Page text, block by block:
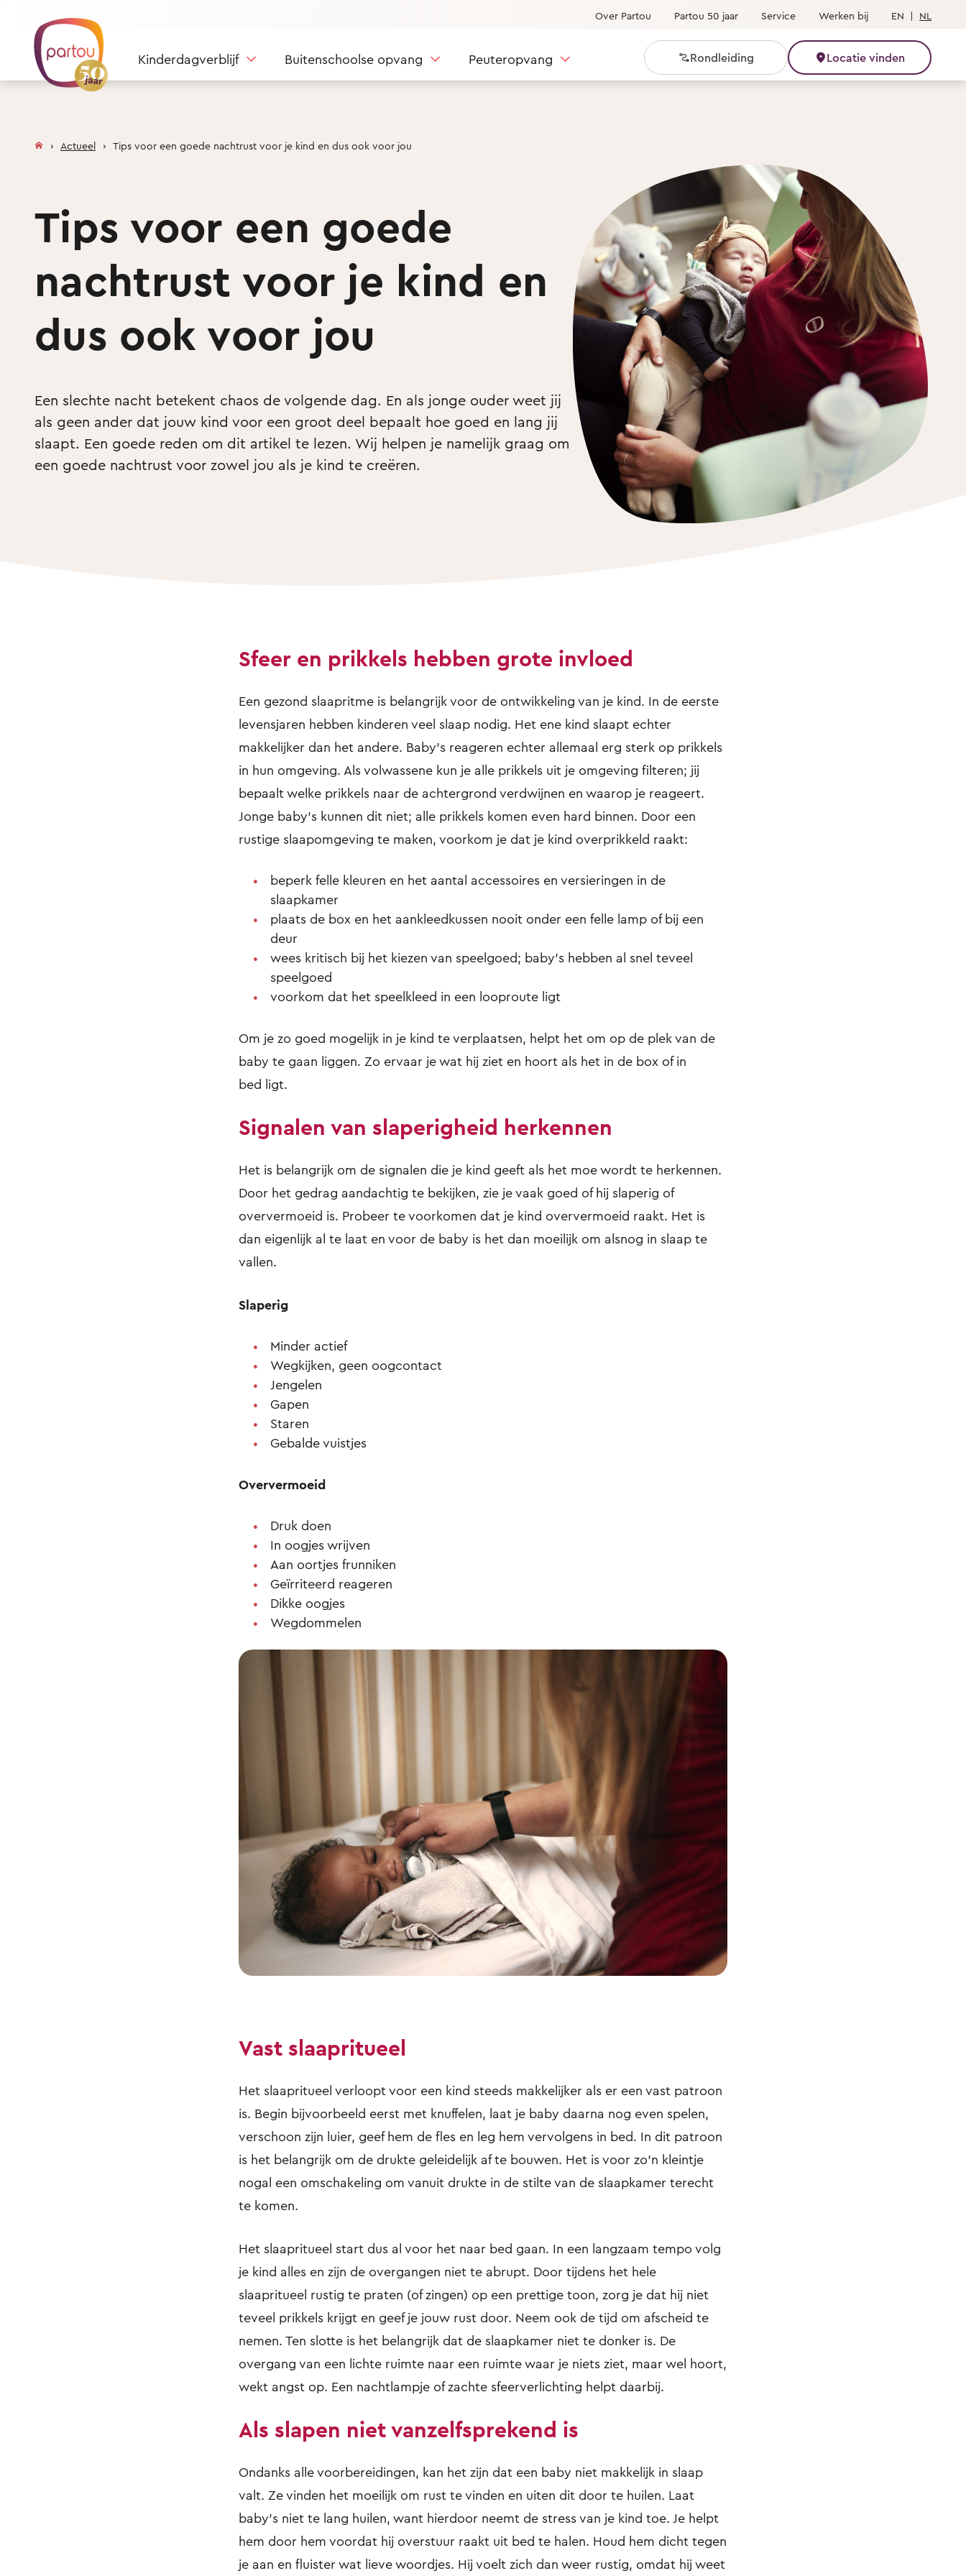
Over Partou Partou 50 jaar Service Werken bij EN | NL
Kinderdagverblijf Buitenschoolse opvang Peuteropvang Rondleiding Locatie vinden
Actueel Tips voor een goede nachtrust voor je kind en dus ook voor jou
Tips voor een goede
nachtrust voor je kind en
dus ook voor jou
Een slechte nacht betekent chaos de volgende dag. En als jonge ouder weet jij
als geen ander dat jouw kind voor een groot deel bepaalt hoe goed en lang jij
slaapt. Een goede reden om dit artikel te lezen. Wij helpen je namelijk graag om
Sfeer en prikkels hebben grote invloed
Een gezond slaapritme is belangrijk voor de ontwikkeling van je kind. In de eerste
levensjaren hebben kinderen veel slaap nodig. Het ene kind slaapt echter
makkelijker dan het andere. Baby’s reageren echter allemaal erg sterk op prikkels
in hun omgeving. Als volwassene kun je alle prikkels uit je omgeving filteren; jij
bepaalt welke prikkels naar de achtergrond verdwijnen en waarop je reageert.
Jonge baby’s kunnen dit niet; alle prikkels komen even hard binnen. Door een
rustige slaapomgeving te maken, voorkom je dat je kind overprikkeld raakt:
beperk felle kleuren en het aantal accessoires en versieringen in de
slaapkamer
plaats de box en het aankleedkussen nooit onder een felle lamp of bij een
deur
wees kritisch bij het kiezen van speelgoed; baby’s hebben al snel teveel
speelgoed
voorkom dat het speelkleed in een looproute ligt
Om je zo goed mogelijk in je kind te verplaatsen, helpt het om op de plek van de
baby te gaan liggen. Zo ervaar je wat hij ziet en hoort als het in de box of in
bed ligt.
Signalen van slaperigheid herkennen
Het is belangrijk om de signalen die je kind geeft als het moe wordt te herkennen.
Door het gedrag aandachtig te bekijken, zie je vaak goed of hij slaperig of
oververmoeid is. Probeer te voorkomen dat je kind oververmoeid raakt. Het is
dan eigenlijk al te laat en voor de baby is het dan moeilijk om alsnog in slaap te
vallen.
Slaperig
Minder actief
Wegkijken, geen oogcontact
Jengelen
Gapen
Staren
Gebalde vuistjes
Oververmoeid
Druk doen
In oogjes wrijven
Aan oortjes frunniken
Geïrriteerd reageren
Dikke oogjes
Wegdommelen
Vast slaapritueel
Het slaapritueel verloopt voor een kind steeds makkelijker als er een vast patroon
is. Begin bijvoorbeeld eerst met knuffelen, laat je baby daarna nog even spelen,
verschoon zijn luier, geef hem de fles en leg hem vervolgens in bed. In dit patroon
is het belangrijk om de drukte geleidelijk af te bouwen. Het is voor zo’n kleintje
nogal een omschakeling om vanuit drukte in de stilte van de slaapkamer terecht
te komen.
Het slaapritueel start dus al voor het naar bed gaan. In een langzaam tempo volg
je kind alles en zijn de overgangen niet te abrupt. Door tijdens het hele
slaapritueel rustig te praten (of zingen) op een prettige toon, zorg je dat hij niet
teveel prikkels krijgt en geef je jouw rust door. Neem ook de tijd om afscheid te
nemen. Ten slotte is het belangrijk dat de slaapkamer niet te donker is. De
overgang van een lichte ruimte naar een ruimte waar je niets ziet, maar wel hoort,
wekt angst op. Een nachtlampje of zachte sfeerverlichting helpt daarbij.
Als slapen niet vanzelfsprekend is
Ondanks alle voorbereidingen, kan het zijn dat een baby niet makkelijk in slaap
valt. Ze vinden het moeilijk om rust te vinden en uiten dit door te huilen. Laat
baby’s niet te lang huilen, want hierdoor neemt de stress van je kind toe. Je helpt
hem door hem voordat hij overstuur raakt uit bed te halen. Houd hem dicht tegen
je aan en fluister wat lieve woordjes. Hij voelt zich dan weer rustig, omdat hij weet